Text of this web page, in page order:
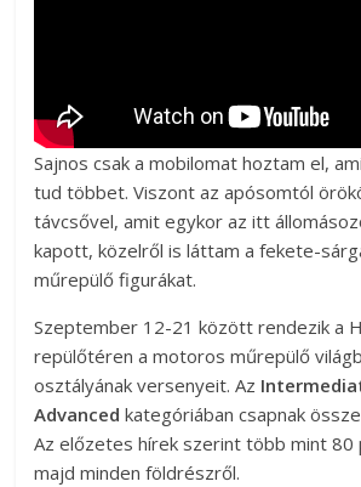
Sajnos csak a mobilomat hoztam el,
tud többet. Viszont az apósomtól
távcsővel, amit egykor az itt
kapott, közelről is láttam a fekete-
műrepülő figurákat.
Szeptember 12-21 között rendezik a
repülőtéren a motoros műrepülő
osztályának versenyeit. Az
Advanced kategóriában csapnak
Az előzetes hírek szerint több mint 80
majd minden földrészről.